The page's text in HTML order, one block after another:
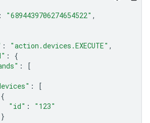
: "6894439706274654522" ,
: "action.devices.EXECUTE" ,
:
{
:
[
:
[
{
"id" :
"123"
}